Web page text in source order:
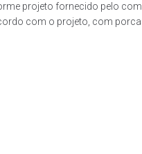
projeto fornecido pelo
com o projeto, com